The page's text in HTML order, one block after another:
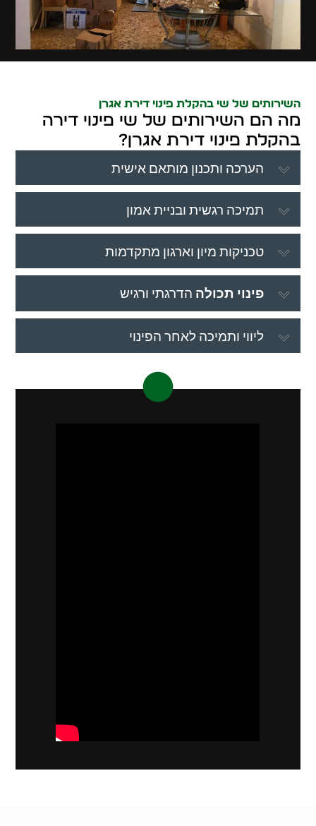
השירותים של שי בהקלת פינוי דירת אגרן
מה הם השירותים של שי פינוי דירה
בהקלת פינוי דירת אגרן?
הערכה ותכנון מותאם אישית
תמיכה רגשית ובניית אמון
טכניקות מיון וארגון מתקדמות
פינוי תכולה הדרגתי ורגיש
ליווי ותמיכה לאחר הפינוי